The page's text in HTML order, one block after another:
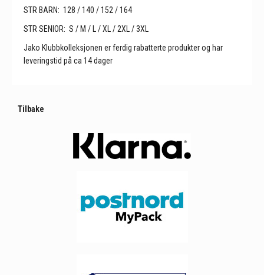
STR BARN: 128 / 140 / 152 / 164
STR SENIOR: S / M / L / XL / 2XL / 3XL
Jako Klubbkolleksjonen er ferdig rabatterte produkter og har
leveringstid på ca 14 dager
Tilbake